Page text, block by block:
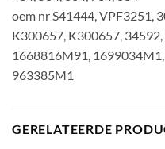
oem nr S41444, VPF3251,
K300657, K300657,
1668816M91,
963385M1
GERELATEERDE